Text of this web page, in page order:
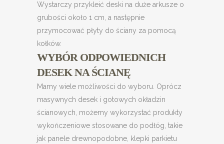
Wystarczy przykleić deski na duże arkusze o
grubości około 1 cm, a następnie
przymocować płyty do ściany za pomocą
kołków.
WYBÓR ODPOWIEDNICH
DESEK NA ŚCIANĘ
Mamy wiele możliwości do wyboru. Oprócz
masywnych desek i gotowych okładzin
ścianowych, możemy wykorzystać produkty
wykończeniowe stosowane do podłóg, takie
jak panele drewnopodobne, klepki parkietu